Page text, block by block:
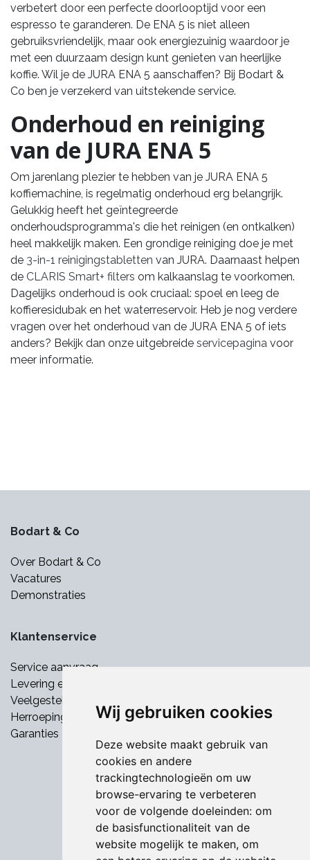
Wij gebruiken cookies
Deze website maakt gebruik van
cookies en andere
trackingtechnologieën om uw
browse-ervaring te verbeteren
voor de volgende doeleinden: om
de basisfunctionaliteit van de
website mogelijk te maken, om
verbetert door een perfecte doorlooptijd voor een
espresso te garanderen. De ENA 5 is niet alleen
gebruiksvriendelijk, maar ook energiezuinig waardoor je
met een duurzaam design kunt genieten van heerlijke
koffie. Wil je de JURA ENA 5 aanschaffen? Bij Bodart &
Co ben je verzekerd van uitstekende service.
Onderhoud en reiniging
van de JURA ENA 5
Om jarenlang plezier te hebben van je JURA ENA 5
koffiemachine, is regelmatig onderhoud erg belangrijk.
Gelukkig heeft het geïntegreerde
onderhoudsprogramma's die het reinigen (en ontkalken)
heel makkelijk maken. Een grondige reiniging doe je met
de 3-in-1 reinigingstabletten van JURA. Daarnaast helpen
de CLARIS Smart+ filters om kalkaanslag te voorkomen.
Dagelijks onderhoud is ook cruciaal: spoel en leeg de
koffieresidubak en het waterreservoir. Heb je nog verdere
vragen over het onderhoud van de JURA ENA 5 of iets
anders? Bekijk dan onze uitgebreide servicepagina voor
meer informatie.
Bodart & Co
Over Bodart & Co
Vacatures
Demonstraties
Klantenservice
Service aanvraag
Levering en betaling
Veelgestelde vragen
Herroepingsrecht
Garanties